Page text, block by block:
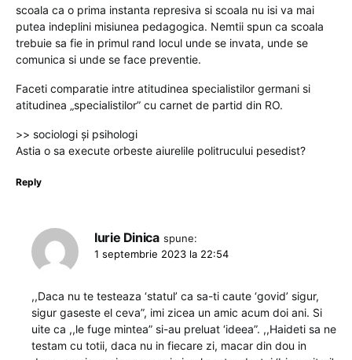
scoala ca o prima instanta represiva si scoala nu isi va mai
putea indeplini misiunea pedagogica. Nemtii spun ca scoala
trebuie sa fie in primul rand locul unde se invata, unde se
comunica si unde se face preventie.
Faceti comparatie intre atitudinea specialistilor germani si
atitudinea „specialistilor” cu carnet de partid din RO.
>> sociologi și psihologi
Astia o sa execute orbeste aiurelile politrucului pesedist?
Reply
Iurie Dinica spune:
1 septembrie 2023 la 22:54
,,Daca nu te testeaza ‘statul’ ca sa-ti caute ‘govid’ sigur,
sigur gaseste el ceva”, imi zicea un amic acum doi ani. Si
uite ca ,,le fuge mintea” si-au preluat ‘ideea”. ,,Haideti sa ne
testam cu totii, daca nu in fiecare zi, macar din dou in